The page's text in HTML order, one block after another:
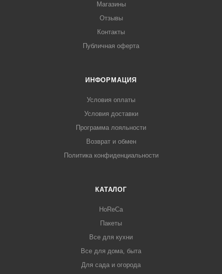
Магазины
Отзывы
Контакты
Публичная оферта
ИНФОРМАЦИЯ
Условия оплаты
Условия доставки
Программа лояльности
Возврат и обмен
Политика конфиденциальности
КАТАЛОГ
HoReCa
Пакеты
Все для кухни
Все для дома, быта
Для сада и огорода